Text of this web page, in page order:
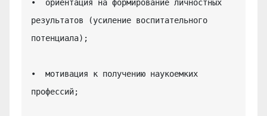
•  ориентация на формирование личностных
результатов (усиление воспитательного
потенциала);
•  мотивация к получению наукоемких
профессий;